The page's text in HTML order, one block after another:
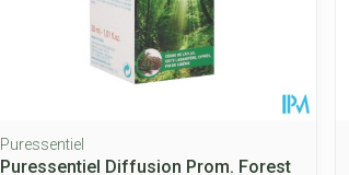
Puressentiel
Puressentiel Diffusion Prom. Forest